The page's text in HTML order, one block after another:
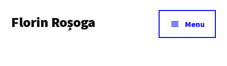
main
menu
Florin Roșoga Menu